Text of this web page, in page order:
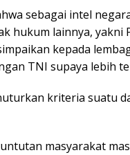
sebagai intel
hukum lainnya,
kepada
TNI supaya lebih
kriteria suatu
masyarakat